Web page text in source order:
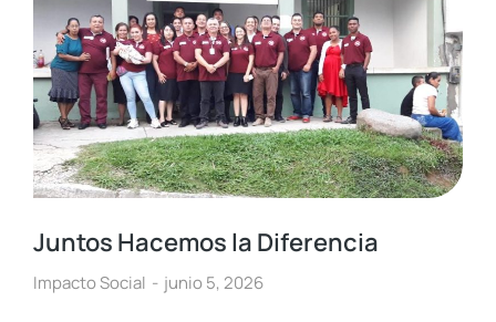
Juntos Hacemos la Diferencia
Impacto Social junio 5, 2026